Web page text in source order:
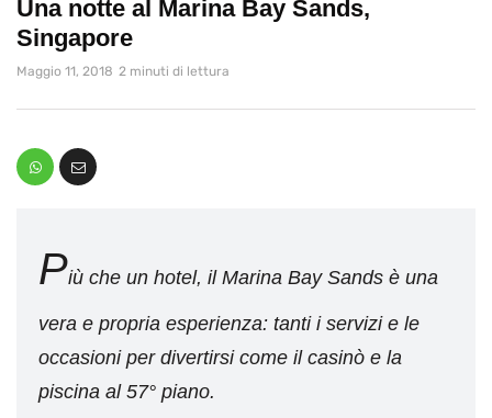
Una notte al Marina Bay Sands,
Singapore
Maggio 11, 2018 2 minuti di lettura
Più che un hotel, il Marina Bay Sands è una
vera e propria esperienza: tanti i servizi e le
occasioni per divertirsi come il casinò e la
piscina al 57° piano.